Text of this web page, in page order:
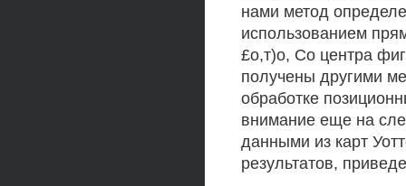
нами метод
использованием
£о,т)о, Со центра
получены другими
обработке
внимание еще на
данными из карт
результатов,